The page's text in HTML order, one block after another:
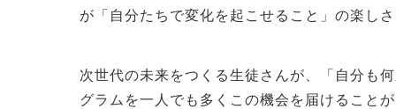
が「自分たちで変化を起こせること」の楽し
次世代の未来をつくる生徒さんが、「自分も
グラムを一人でも多くこの機会を届けること